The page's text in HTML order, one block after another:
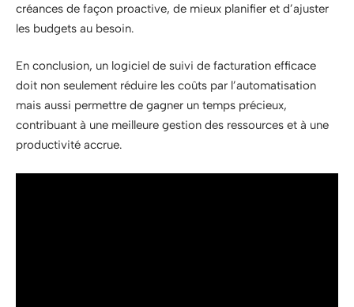
créances de façon proactive, de mieux planifier et d’ajuster
les budgets au besoin.
En conclusion, un logiciel de suivi de facturation efficace
doit non seulement réduire les coûts par l’automatisation
mais aussi permettre de gagner un temps précieux,
contribuant à une meilleure gestion des ressources et à une
productivité accrue.